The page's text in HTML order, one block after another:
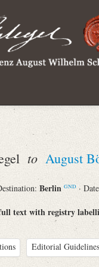
to August
Berlin GND ·
text with registry
Editorial